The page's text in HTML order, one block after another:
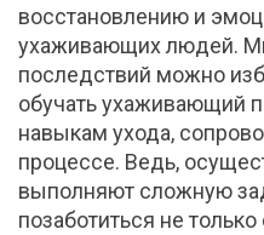
восстановлению и
ухаживающих людей.
последствий можно
обучать ухаживающий
навыкам ухода,
процессе. Ведь,
выполняют сложную
позаботиться не